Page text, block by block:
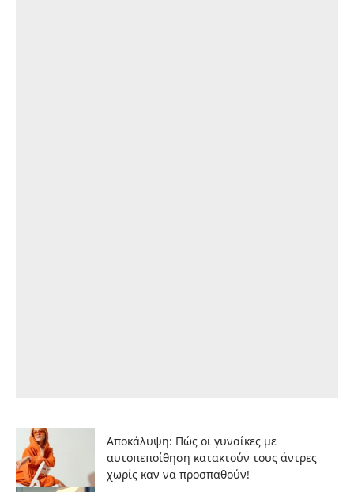
Αποκάλυψη: Πώς οι γυναίκες με
αυτοπεποίθηση κατακτούν τους άντρες
χωρίς καν να προσπαθούν!